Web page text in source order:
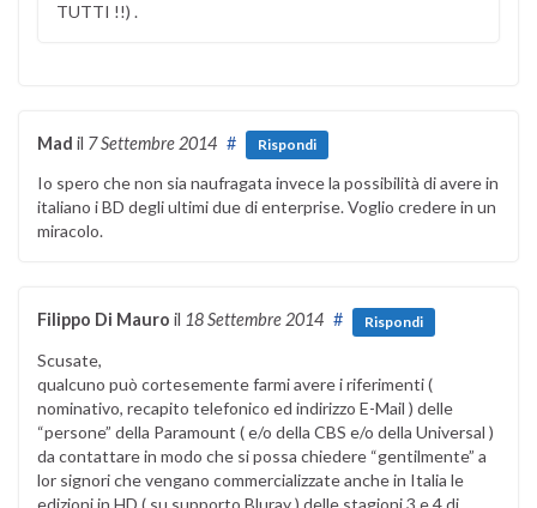
TUTTI !!) .
Mad il 7 Settembre 2014 # Rispondi
Io spero che non sia naufragata invece la possibilità di avere in
italiano i BD degli ultimi due di enterprise. Voglio credere in un
miracolo.
Filippo Di Mauro il 18 Settembre 2014 # Rispondi
Scusate,
qualcuno può cortesemente farmi avere i riferimenti (
nominativo, recapito telefonico ed indirizzo E-Mail ) delle
“persone” della Paramount ( e/o della CBS e/o della Universal )
da contattare in modo che si possa chiedere “gentilmente” a
lor signori che vengano commercializzate anche in Italia le
edizioni in HD ( su supporto Bluray ) delle stagioni 3 e 4 di